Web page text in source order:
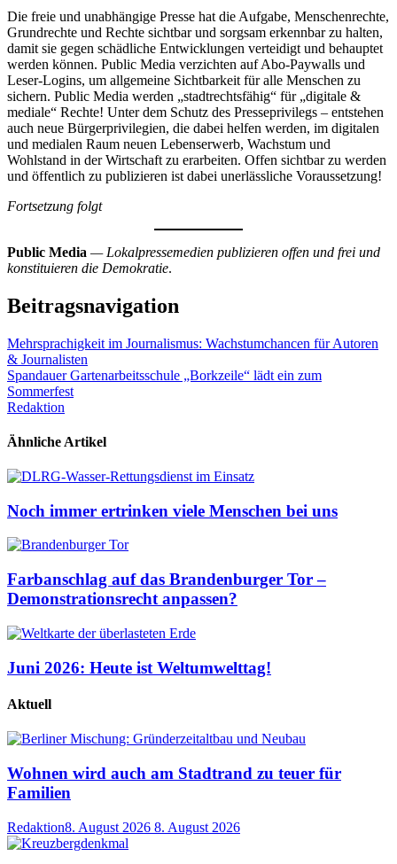
Die freie und unabhängige Presse hat die Aufgabe, Menschenrechte,
Grundrechte und Rechte sichtbar und sorgsam erkennbar zu halten,
damit sie gegen schädliche Entwicklungen verteidigt und behauptet
werden können. Public Media verzichten auf Abo-Paywalls und
Leser-Logins, um allgemeine Sichtbarkeit für alle Menschen zu
sichern. Public Media werden „stadtrechtsfähig“ für „digitale &
mediale“ Rechte! Unter dem Schutz des Presseprivilegs – entstehen
auch neue Bürgerprivilegien, die dabei helfen werden, im digitalen
und medialen Raum neuen Lebenserwerb, Wachstum und
Wohlstand in der Wirtschaft zu erarbeiten. Offen sichtbar zu werden
und öffentlich zu publizieren ist dabei unerlässliche Voraussetzung!
Fortsetzung folgt
Public Media — Lokalpressemedien publizieren offen und frei und
konstituieren die Demokratie.
Beitragsnavigation
Mehrsprachigkeit im Journalismus: Wachstumchancen für Autoren
& Journalisten
Spandauer Gartenarbeitsschule „Borkzeile“ lädt ein zum
Sommerfest
Redaktion
Ähnliche Artikel
Noch immer ertrinken viele Menschen bei uns
Farbanschlag auf das Brandenburger Tor –
Demonstrationsrecht anpassen?
Juni 2026: Heute ist Weltumwelttag!
Aktuell
Wohnen wird auch am Stadtrand zu teuer für
Familien
Redaktion8. August 2026 8. August 2026